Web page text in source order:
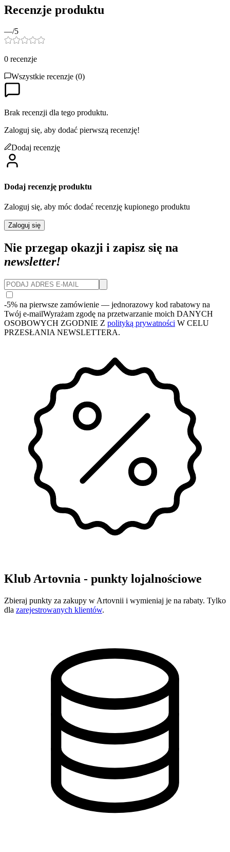
Recenzje produktu
—/5
0 recenzje
Wszystkie recenzje (0)
Brak recenzji dla tego produktu.
Zaloguj się, aby dodać pierwszą recenzję!
Dodaj recenzję
Dodaj recenzję produktu
Zaloguj się, aby móc dodać recenzję kupionego produktu
Zaloguj się
Nie przegap okazji i zapisz się na
newsletter!
-5% na pierwsze zamówienie — jednorazowy kod rabatowy na
Twój e-mailWyrażam zgodę na przetwarzanie moich DANYCH
OSOBOWYCH ZGODNIE Z polityką prywatności W CELU
PRZESŁANIA NEWSLETTERA.
Klub Artovnia - punkty lojalnościowe
Zbieraj punkty za zakupy w Artovnii i wymieniaj je na rabaty. Tylko
dla zarejestrowanych klientów.